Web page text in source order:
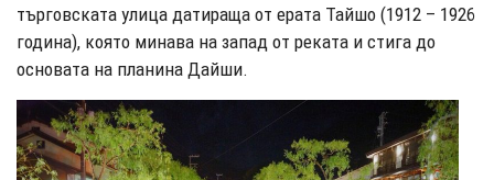
търговската улица датираща от ерата Тайшо (1912 – 1926
година), която минава на запад от реката и стига до
основата на планина Дайши.